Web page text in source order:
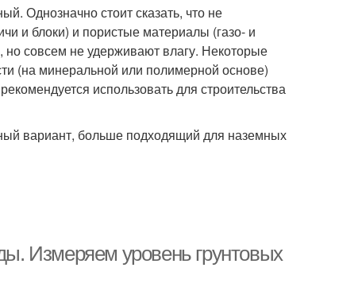
Однозначно стоит сказать, что не
и блоки) и пористые материалы (газо- и
но совсем не удерживают влагу. Некоторые
(на минеральной или полимерной основе)
использовать для строительства
вариант, больше подходящий для наземных
Измеряем уровень грунтовых